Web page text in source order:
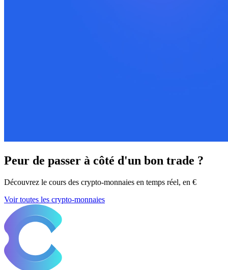
Peur de passer à côté d'un bon trade ?
Découvrez le cours des crypto-monnaies en temps réel, en €
Voir toutes les crypto-monnaies